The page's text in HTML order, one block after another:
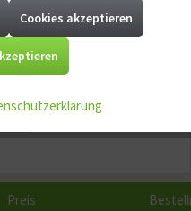
Preis
Aktiv
Aktiv
Aktiv
Cookies akzeptieren